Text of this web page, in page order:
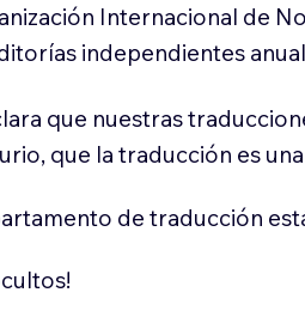
Internacional de
independientes
que nuestras
que la traducción es
de traducción